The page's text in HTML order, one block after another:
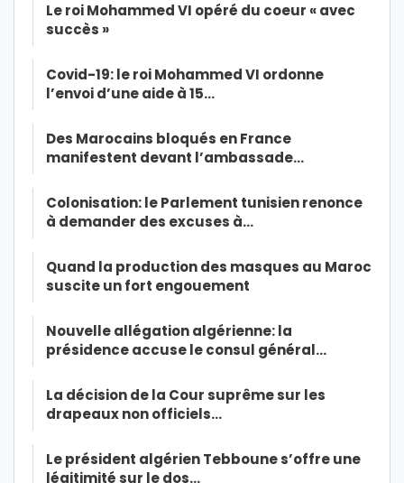
Le roi Mohammed VI opéré du coeur « avec
succès »
Covid-19: le roi Mohammed VI ordonne
l’envoi d’une aide à 15…
Des Marocains bloqués en France
manifestent devant l’ambassade…
Colonisation: le Parlement tunisien renonce
à demander des excuses à…
Quand la production des masques au Maroc
suscite un fort engouement
Nouvelle allégation algérienne: la
présidence accuse le consul général…
La décision de la Cour suprême sur les
drapeaux non officiels…
Le président algérien Tebboune s’offre une
légitimité sur le dos…